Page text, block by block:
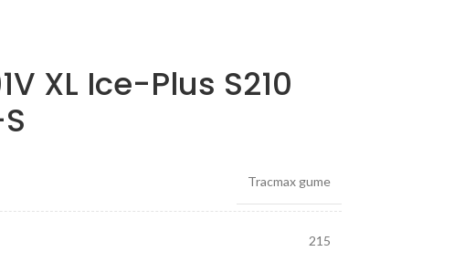
XL Ice-Plus S210
Tracmax gume
215